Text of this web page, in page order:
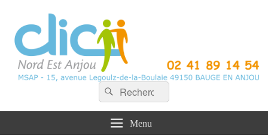
CLIC Nord Est Anjou
Recherche :
Rechercher
Menu